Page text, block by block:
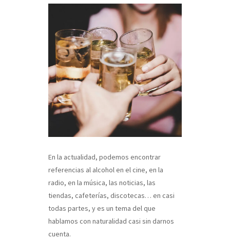
En la actualidad, podemos encontrar
referencias al alcohol en el cine, en la
radio, en la música, las noticias, las
tiendas, cafeterías, discotecas… en casi
todas partes, y es un tema del que
hablamos con naturalidad casi sin darnos
cuenta.